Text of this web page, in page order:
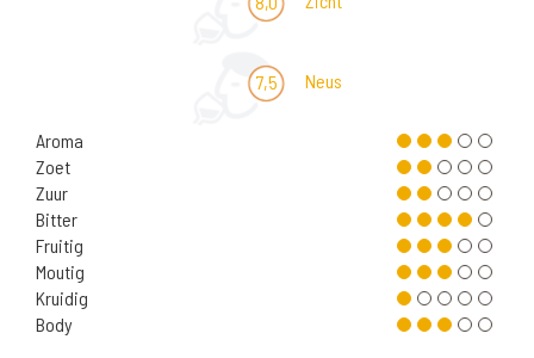
7,5 Neus
Aroma
Zoet
Zuur
Bitter
Fruitig
Moutig
Kruidig
Body